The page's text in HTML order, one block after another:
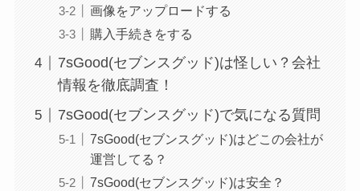
画像をアップロードする
購入手続きをする
7sGood(セブンスグッド)は怪しい？会社
情報を徹底調査！
7sGood(セブンスグッド)で気になる質問
7sGood(セブンスグッド)はどこの会社が
運営してる？
7sGood(セブンスグッド)は安全？